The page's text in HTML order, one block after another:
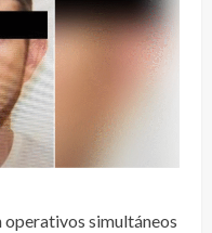
simultáneos